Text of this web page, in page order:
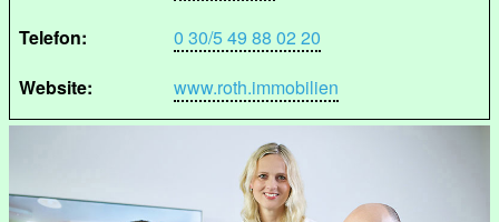
Telefon:
0 30/5 49 88 02 20
Website:
www.roth.immobilien